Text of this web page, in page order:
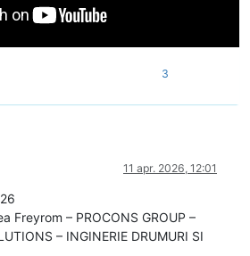
3
11 apr. 2026, 12:01
Freyrom – PROCONS GROUP –
– INGINERIE DRUMURI SI